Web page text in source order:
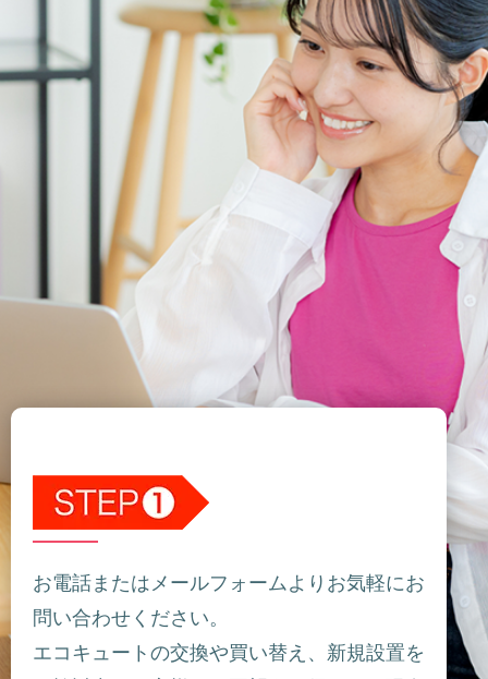
お電話またはメールフォームよりお気軽にお
問い合わせください。
エコキュートの交換や買い替え、新規設置を